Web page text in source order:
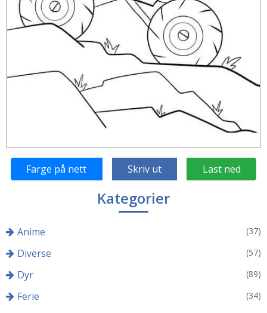
Farge på nett Skriv ut Last ned
Kategorier
Anime (37)
Diverse (57)
Dyr (89)
Ferie (34)